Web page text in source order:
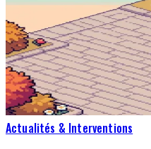
Actualités & Interventions